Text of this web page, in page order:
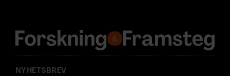
s
:
NYHETSBREV